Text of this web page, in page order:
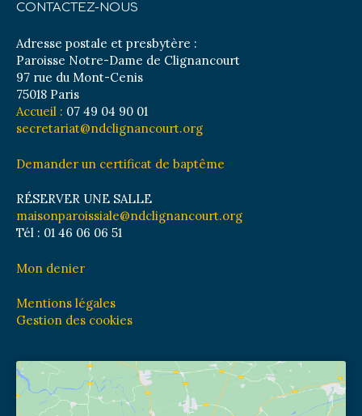
CONTACTEZ-NOUS
Adresse postale et presbytère :
Paroisse Notre-Dame de Clignancourt
97 rue du Mont-Cenis
75018 Paris
Accueil : 07 49 04 90 01
secretariat@ndclignancourt.org
Demander un certificat de baptême
RÉSERVER UNE SALLE
maisonparoissiale@ndclignancourt.org
Tél : 01 46 06 06 51
Mon denier
Mentions légales
Gestion des cookies